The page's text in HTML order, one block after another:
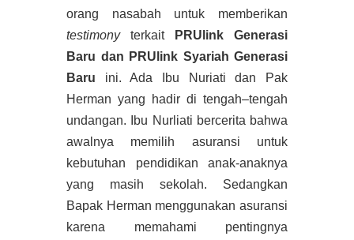
orang nasabah untuk memberikan
testimonyterkait
PRUlink Generasi
Baru dan PRUlink Syariah Generasi
Baru ini. Ada Ibu Nuriati dan Pak
Herman yang hadir di tengah–tengah
undangan. Ibu Nurliati bercerita bahwa
awalnya memilih asuransi untuk
kebutuhan pendidikan anak-anaknya
yang masih sekolah. Sedangkan
Bapak Herman menggunakan asuransi
karena memahami pentingnya